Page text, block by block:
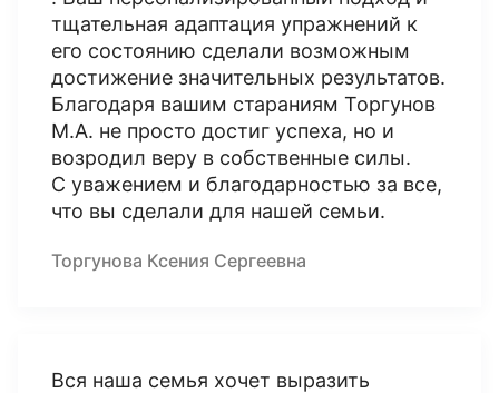
тщательная адаптация упражнений к
его состоянию сделали возможным
достижение значительных результатов.
Благодаря вашим стараниям Торгунов
М.А. не просто достиг успеха, но и
возродил веру в собственные силы.
С уважением и благодарностью за все,
что вы сделали для нашей семьи.
Торгунова Ксения Сергеевна
Вся наша семья хочет выразить